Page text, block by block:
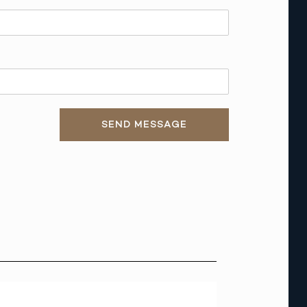
SEND MESSAGE